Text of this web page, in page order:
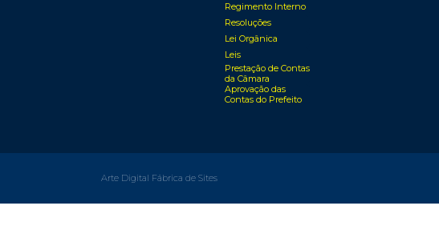
Regimento Interno
Resoluções
Lei Orgânica
Leis
Prestação de Contas
da Câmara
Aprovação das
Contas do Prefeito
Arte Digital Fábrica de Sites